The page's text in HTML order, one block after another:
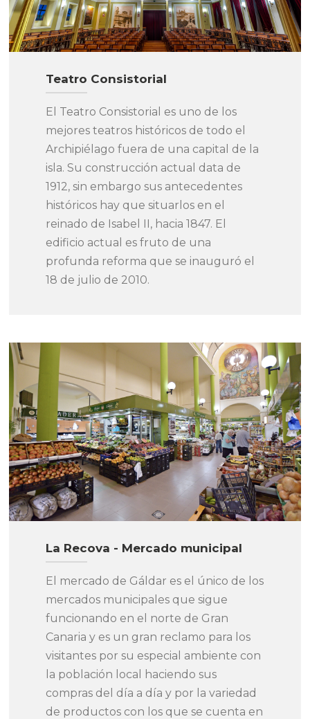
Teatro Consistorial
El Teatro Consistorial es uno de los
mejores teatros históricos de todo el
Archipiélago fuera de una capital de la
isla. Su construcción actual data de
1912, sin embargo sus antecedentes
históricos hay que situarlos en el
reinado de Isabel II, hacia 1847. El
edificio actual es fruto de una
profunda reforma que se inauguró el
18 de julio de 2010.
La Recova - Mercado municipal
El mercado de Gáldar es el único de los
mercados municipales que sigue
funcionando en el norte de Gran
Canaria y es un gran reclamo para los
visitantes por su especial ambiente con
la población local haciendo sus
compras del día a día y por la variedad
de productos con los que se cuenta en